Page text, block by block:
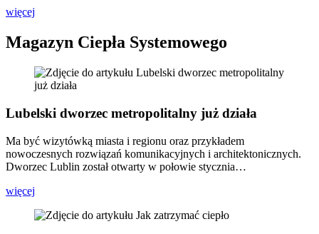
więcej
Magazyn Ciepła Systemowego
Lubelski dworzec metropolitalny już działa
Ma być wizytówką miasta i regionu oraz przykładem
nowoczesnych rozwiązań komunikacyjnych i architektonicznych.
Dworzec Lublin został otwarty w połowie stycznia…
więcej